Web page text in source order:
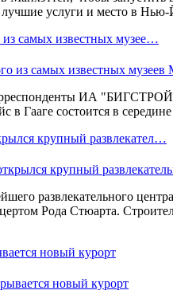
услуги и место в Нью-
самых известных музее…
ИА
в Гааге состоится в
крупный развлекател…
развлекательного
Рода Стюарта.
новый курорт